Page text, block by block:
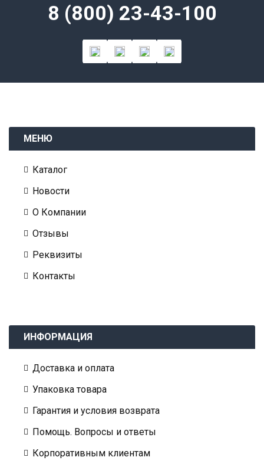
8 (800) 23-43-100
МЕНЮ
Каталог
Новости
О Компании
Отзывы
Реквизиты
Контакты
ИНФОРМАЦИЯ
Доставка и оплата
Упаковка товара
Гарантия и условия возврата
Помощь. Вопросы и ответы
Корпоративным клиентам